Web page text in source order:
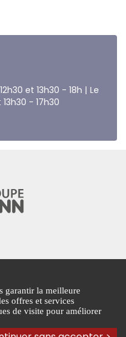
et 13h30 - 18h | Le
- 17h30
garantir la meilleure
offres et services
de visite pour améliorer